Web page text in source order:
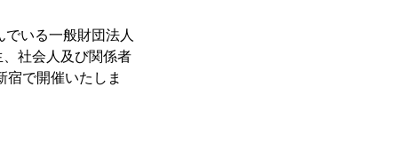
いる一般財団法人
社会人及び関係者
宿で開催いたしま